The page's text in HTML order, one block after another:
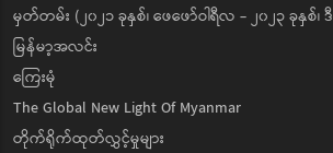
မှတ်တမ်း (၂၀၂၁ ခုနှစ်၊ ဖေဖော်ဝါရီလ - ၂၀၂၃ ခုနှစ်
မြန်မာ့အလင်း
ကြေးမုံ
The Global New Light Of Myanmar
တိုက်ရိုက်ထုတ်လွှင့်မှုများ